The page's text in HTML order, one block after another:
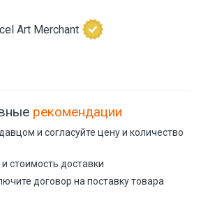
Art Merchant
рекомендации
и согласуйте цену и количество
стоимость доставки
договор на поставку товара